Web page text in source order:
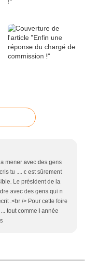
mener avec des gens
tu .... c est sûrement
Le président de la
avec des gens qui n
.<br /> Pour cette foire
tout comme l année